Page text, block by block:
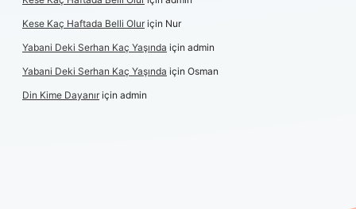
Kese Kaç Haftada Belli Oluriçin Nur
Yabani Deki Serhan Kaç Yaşında için admin
Yabani Deki Serhan Kaç Yaşında için Osman
Din Kime Dayanıriçin admin